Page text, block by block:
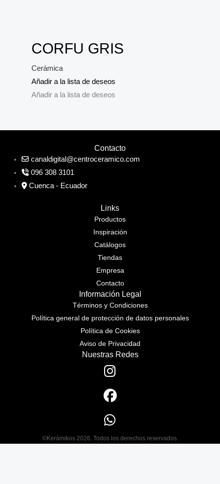
CORFU GRIS
Cerámica
Añadir a la lista de deseos
Añadir a la lista de deseos
Contacto
canaldigital@centroceramico.com
096 308 3101
Cuenca - Ecuador
Links
Productos
Inspiración
Catálogos
Tiendas
Empresa
Contacto
Información Legal
Términos y Condiciones
Política general de protección de datos personales
Política de Cookies
Aviso de Privacidad
Nuestras Redes
©Kerámikos 2026. Todos los derechos reservados.